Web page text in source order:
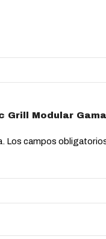
Modular Gama
Los campos